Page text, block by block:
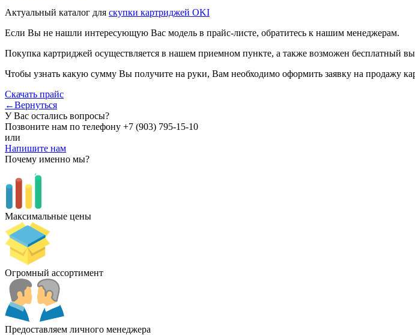
Актуальный каталог для скупки картриджей OKI
Если Вы не нашли интересующую Вас модель в прайс-листе, обратитесь к нашим менеджерам.
Покупка картриджей осуществляется в нашем приемном пункте, а также возможен бесплатный
Чтобы узнать какую сумму Вы получите на руки, Вам необходимо оформить заявку на продажу
Скачать прайс
←Вернуться
У Вас остались вопросы?
Позвоните нам по телефону +7 (903) 795-15-10
или
Напишите нам
Почему именно мы?
Максимальные цены
Огромный ассортимент
Предоставляем личного менеджера